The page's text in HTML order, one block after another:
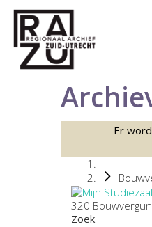
Er
320
Zoek